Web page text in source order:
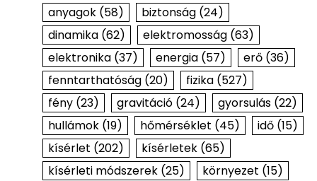
anyagok(58) biztonság(24)
dinamika(62) elektromosság(63)
elektronika(37) energia(57) erő(36)
fenntarthatóság(20) fizika(527)
fény(23) gravitáció(24) gyorsulás(22)
hullámok(19) hőmérséklet (45) idő(15)
kísérlet (202) kísérletek(65)
kísérleti módszerek(25) környezet (15)